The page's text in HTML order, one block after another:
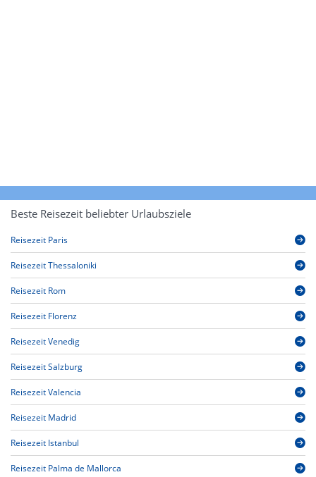
Beste Reisezeit beliebter Urlaubsziele
Reisezeit Paris
Reisezeit Thessaloniki
Reisezeit Rom
Reisezeit Florenz
Reisezeit Venedig
Reisezeit Salzburg
Reisezeit Valencia
Reisezeit Madrid
Reisezeit Istanbul
Reisezeit Palma de Mallorca